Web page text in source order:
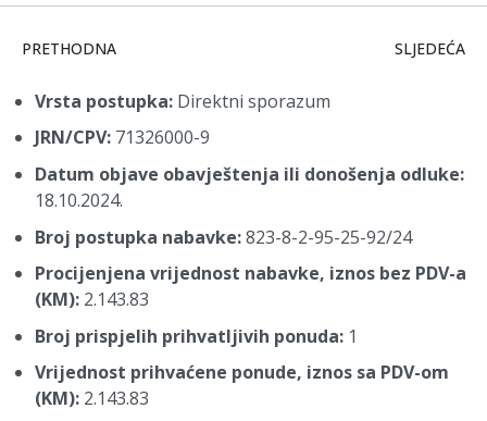
PRETHODNI ČLANAK: DODATNI NEPREDVIĐENI RADOVI
PRETHODNA SLJEDEĆI
SLJEDEĆA
Vrsta postupka: Direktni sporazum
JRN/CPV: 71326000-9
Datum objave obavještenja ili donošenja odluke:
18.10.2024.
Broj postupka nabavke:823-8-2-95-25-92/24
Procijenjena vrijednost nabavke, iznos bez PDV-a
(KM): 2.143.83
Broj prispjelih prihvatljivih ponuda: 1
Vrijednost prihvaćene ponude, iznos sa PDV-om
(KM): 2.143.83